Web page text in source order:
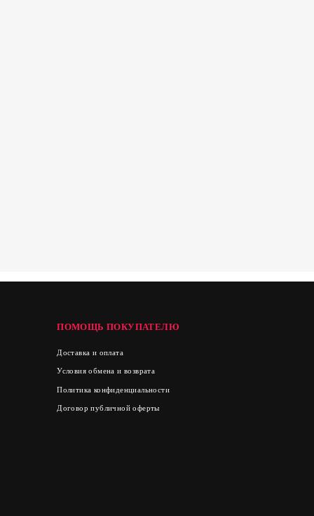
ПОМОЩЬ ПОКУПАТЕЛЮ
Доставка и оплата
Условия обмена и возврата
Политика конфиденциальности
Договор публичной оферты